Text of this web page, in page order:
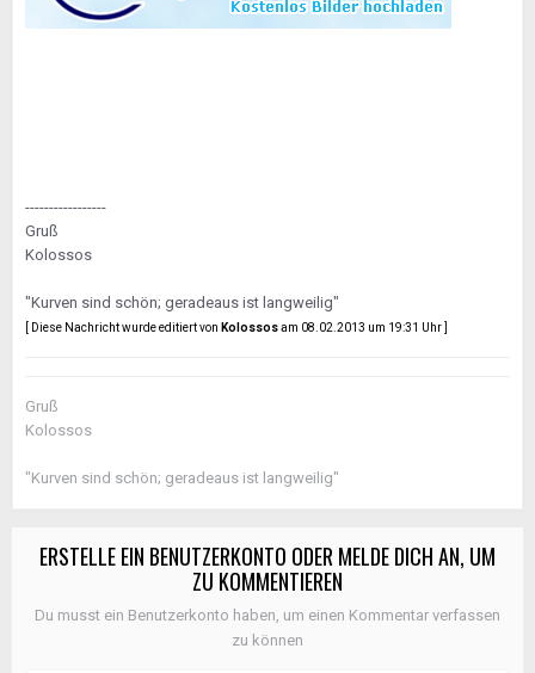
-----------------
Gruß
Kolossos
"Kurven sind schön; geradeaus ist langweilig"
[ Diese Nachricht wurde editiert von Kolossosam 08.02.2013 um 19:31 Uhr ]
Gruß
Kolossos
"Kurven sind schön; geradeaus ist langweilig"
ERSTELLE EIN BENUTZERKONTO ODER MELDE DICH AN, UM
ZU KOMMENTIEREN
Du musst ein Benutzerkonto haben, um einen Kommentar verfassen
zu können